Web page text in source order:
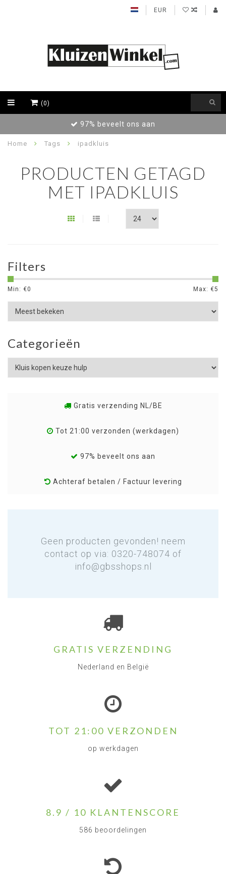
EUR
(0)
97% beveelt ons aan
Home Tags ipadkluis
PRODUCTEN GETAGD
MET IPADKLUIS
Filters
Min: €0 Max: €5
Categorieën
Gratis verzending NL/BE
Tot 21:00 verzonden (werkdagen)
97% beveelt ons aan
Achteraf betalen / Factuur levering
Geen producten gevonden! neem
contact op via: 0320-748074 of
info@gbsshops.nl
GRATIS VERZENDING
Nederland en België
TOT 21:00 VERZONDEN
op werkdagen
8.9 / 10 KLANTENSCORE
586 beoordelingen